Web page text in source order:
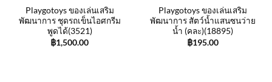
Playgotoys ของเล่นเสริม
พัฒนาการ ชุดรถเข็นไอศกรีม
พูดได้(3521)
฿1,500.00
Playgotoys ของเล่นเสริม
พัฒนาการ สัตว์น้ำแสนซนว่าย
น้ำ (คละ)(18895)
฿195.00